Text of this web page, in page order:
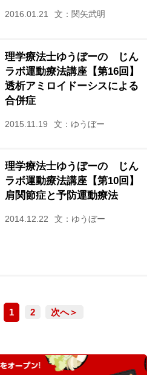
2016.01.21 文：関矢武明
理学療法士ゆうぼーの じん
ラボ運動療法講座【第16回】
透析アミロイドーシスによる
合併症
2015.11.19 文：ゆうぼー
理学療法士ゆうぼーの じん
ラボ運動療法講座【第10回】
肩関節症と予防運動療法
2014.12.22 文：ゆうぼー
1 2 次へ＞